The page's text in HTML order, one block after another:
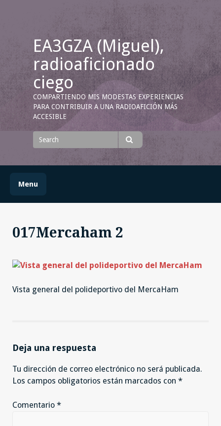
EA3GZA (Miguel),
radioaficionado
ciego
COMPARTIENDO MIS MODESTAS EXPERIENCIAS
PARA CONTRIBUIR A UNA RADIOAFICIÓN MÁS
ACCESIBLE
for
Search
Menu
017Mercaham 2
Vista general del polideportivo del MercaHam
Deja una respuesta
Tu dirección de correo electrónico no será publicada.
Los campos obligatorios están marcados con *
Comentario *